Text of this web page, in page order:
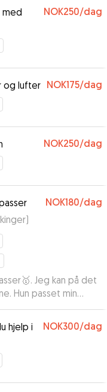
med
NOK250/dag
og lufter NOK175/dag
NOK250/dag
NOK180/dag
)
Jeg kan på det
Hun passet min
jeg og Zappa er
hjelp i
NOK300/dag